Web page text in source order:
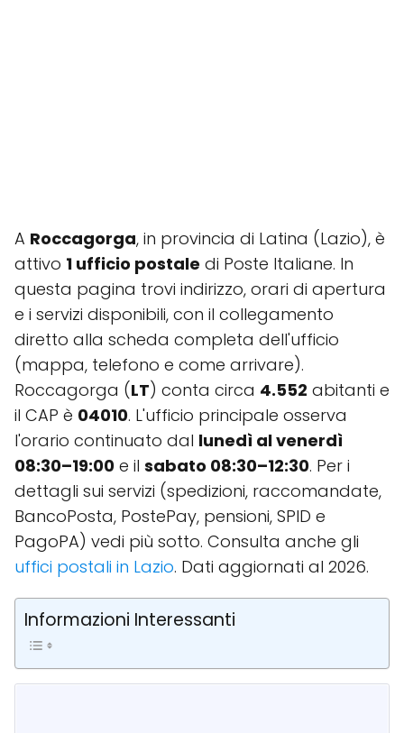
A Roccagorga, in provincia di Latina (Lazio), è
attivo 1 ufficio postale di Poste Italiane. In
questa pagina trovi indirizzo, orari di apertura
e i servizi disponibili, con il collegamento
diretto alla scheda completa dell'ufficio
(mappa, telefono e come arrivare).
Roccagorga (LT) conta circa 4.552 abitanti e
il CAP è 04010. L'ufficio principale osserva
l'orario continuato dal lunedì al venerdì
08:30–19:00 e il sabato 08:30–12:30. Per i
dettagli sui servizi (spedizioni, raccomandate,
BancoPosta, PostePay, pensioni, SPID e
PagoPA) vedi più sotto. Consulta anche gli
uffici postali in Lazio. Dati aggiornati al 2026.
Informazioni Interessanti